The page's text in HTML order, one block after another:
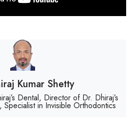
Kumar Shetty
Dental, Director of Dr. Dhiraj’s
in Invisible Orthodontics